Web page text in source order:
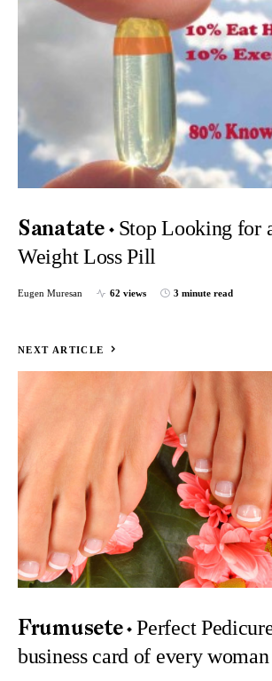
Sanatate
Stop Looking for
Weight Loss Pill
Eugen Muresan 62 views 3 minute read
NEXT ARTICLE
Frumusete
Perfect
business card of every woman